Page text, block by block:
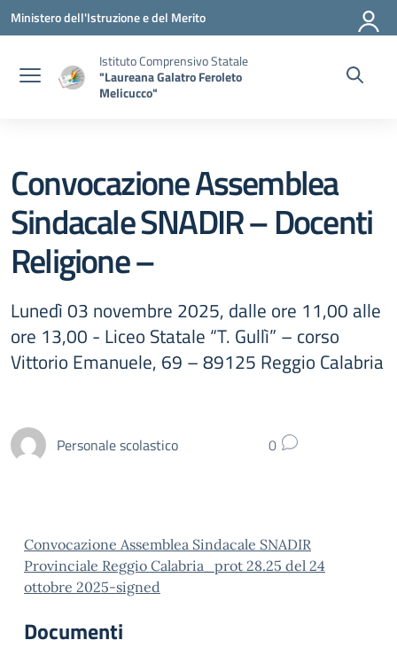
Vai ai contenuti
Vai al menu di navigazione
Vai al footer
Ministero dell'Istruzione e del Merito
Istituto Comprensivo Statale
"Laureana Galatro Feroleto
Melicucco"
Convocazione Assemblea
Sindacale SNADIR – Docenti
Religione –
Lunedì 03 novembre 2025, dalle ore 11,00 alle
ore 13,00 - Liceo Statale “T. Gullì” – corso
Vittorio Emanuele, 69 – 89125 Reggio Calabria
Personale scolastico 0
Convocazione Assemblea Sindacale SNADIR
Provinciale Reggio Calabria_prot 28.25 del 24
ottobre 2025-signed
Documenti